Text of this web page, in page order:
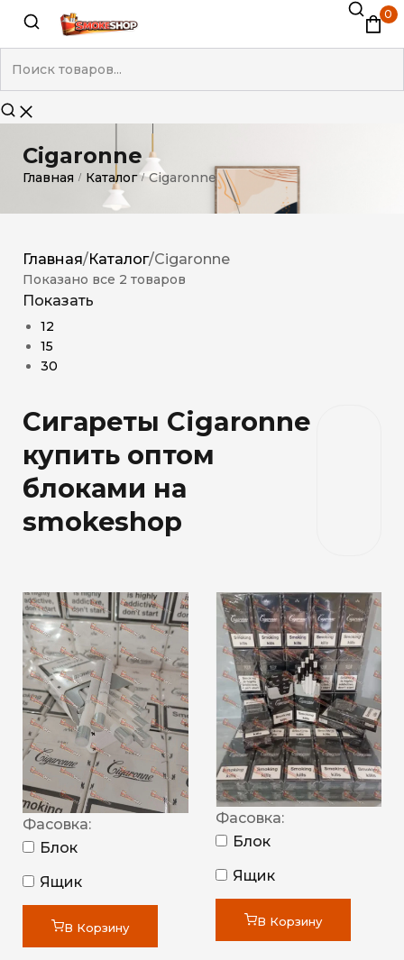
0
Cigaronne
Главная / Каталог / Cigaronne
Главная/Каталог/Cigaronne
Показано все 2 товаров
Показать
12
15
30
Сигареты Cigaronne
купить оптом
блоками на
smokeshop
Фасовка:
Блок
Ящик
В Корзину
Фасовка:
Блок
Ящик
В Корзину